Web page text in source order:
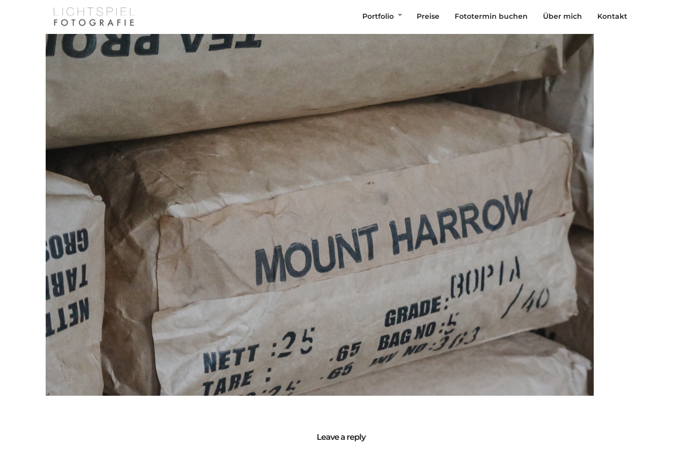
Portfolio Preise Fototermin buchen Über mich Kontakt
Leave a reply